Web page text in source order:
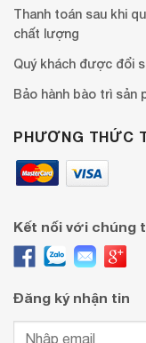
Thanh toán sau khi
chất lượng
Quý khách được đổi
Bảo hành bào trì sản
PHƯƠNG THỨC
Kết nối với chúng
Đăng ký nhận tin